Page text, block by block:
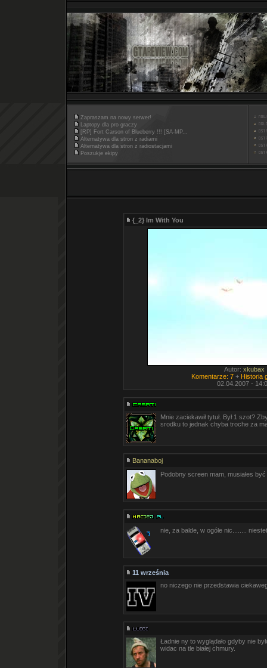
Zapraszam na nowy serwer!
Laptopy dla pro graczy
[RP] Fort Carson of Blueberry !!! [SA-MP...
Alternatywa dla stron z radiami
Alternatywa dla stron z radiostacjami
Poszukje ekipy
{_2} Im With You
Autor: xkubax
Komentarze: 7 + Historia
02.04.2007 -
Mnie zaciekawił tytuł. Był 1 szot?
srodku to jednak chyba troche za
Bananaboj
Podobny screen mam, musiałes
nie, za balde, w ogóle nic........
11 września
no niczego nie przedstawia
Ładnie ny to wyglądało gdyby nie
widac na tle białej chmury.